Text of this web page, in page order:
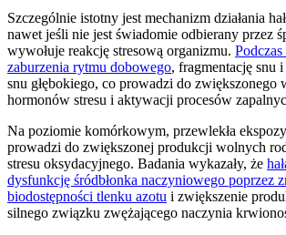
Szczególnie istotny jest mechanizm działania
nawet jeśli nie jest świadomie odbierany przez
wywołuje reakcję stresową organizmu. Podczas
zaburzenia rytmu dobowego, fragmentację snu
snu głębokiego, co prowadzi do zwiększonego
hormonów stresu i aktywacji procesów
Na poziomie komórkowym, przewlekła
prowadzi do zwiększonej produkcji wolnych
stresu oksydacyjnego. Badania wykazały, że
dysfunkcję śródbłonka naczyniowego poprzez
biodostępności tlenku azotu i zwiększenie
silnego związku zwężającego naczynia